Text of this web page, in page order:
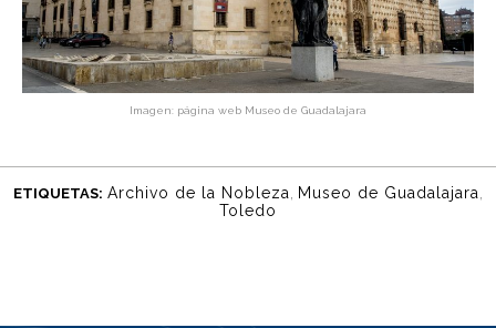
Imagen: página web Museo de Guadalajara
ETIQUETAS: Archivo de la Nobleza Museo de Guadalajara
Toledo